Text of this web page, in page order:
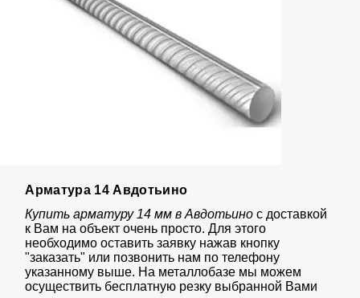
Арматура 14 Авдотьино
Купить арматуру 14 мм в Авдотьино с доставкой
к Вам на объект очень просто. Для этого
необходимо оставить заявку нажав кнопку
"заказать" или позвонить нам по телефону
указанному выше. На металлобазе мы можем
осуществить бесплатную резку выбранной Вами